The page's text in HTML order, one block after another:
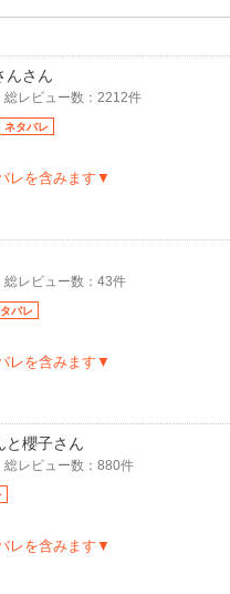
んさん
総レビュー数：2212件
ネタバレ
レを含みます▼
総レビュー数：43件
バレ
レを含みます▼
と櫻子さん
総レビュー数：880件
レを含みます▼